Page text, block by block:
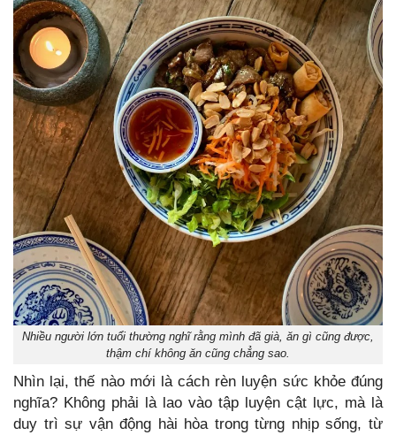
Nhiều người lớn tuổi thường nghĩ rằng mình đã già, ăn gì cũng được,
thậm chí không ăn cũng chẳng sao.
Nhìn lại, thế nào mới là cách rèn luyện sức khỏe đúng
nghĩa? Không phải là lao vào tập luyện cật lực, mà là
duy trì sự vận động hài hòa trong từng nhịp sống, từ